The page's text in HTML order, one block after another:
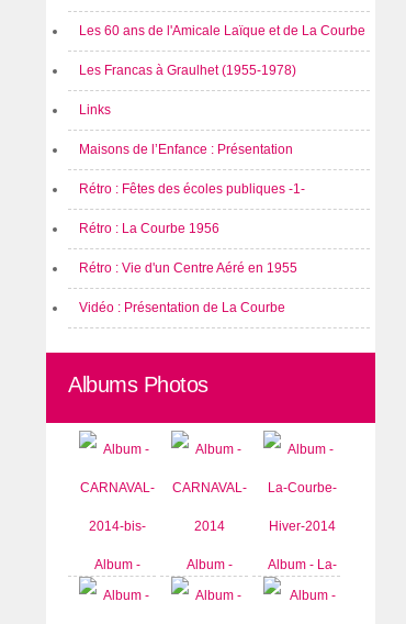
Les 60 ans de l'Amicale Laïque et de La Courbe
Les Francas à Graulhet (1955-1978)
Links
Maisons de l’Enfance : Présentation
Rétro : Fêtes des écoles publiques -1-
Rétro : La Courbe 1956
Rétro : Vie d'un Centre Aéré en 1955
Vidéo : Présentation de La Courbe
Albums Photos
Album -
CARNAVAL-
Album -
CARNAVAL-
Album - La-
Courbe-